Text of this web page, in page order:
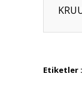
P...
Etiketler :